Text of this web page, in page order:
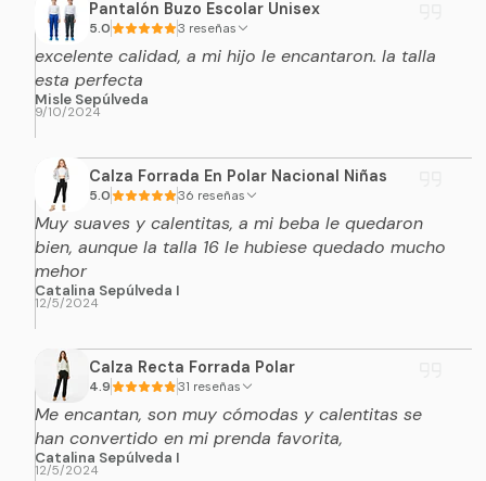
el tallaje chileno tradicional, especialmente si se usa
sobre polerón, sweater o ropa gruesa.
Las tallas disponibles para este modelo son
y XXL.
de comprar y comparar con una prenda similar que
ya uses cómodamente.
Si estás entre dos tallas o prefieres un calce más
cómodo, sugerimos elegir
Talla
Equivalencia
aprox. Chile
Pecho
aprox.
M
S / M
100 -
Pantalón Buzo Escolar Unisex
5.0 3 reseñas
excelente calidad, a mi hijo le encantaron. la talla
esta perfecta
Misle Sepúlveda
9/10/2024
Calza Forrada En Polar Nacional Niñas
5.0 36 reseñas
Muy suaves y calentitas, a mi beba le quedaron
bien, aunque la talla 16 le hubiese quedado mucho
mehor
Catalina Sepúlveda I
12/5/2024
Calza Recta Forrada Polar
4.9 31 reseñas
Me encantan, son muy cómodas y calentitas se
han convertido en mi prenda favorita,
Catalina Sepúlveda I
12/5/2024